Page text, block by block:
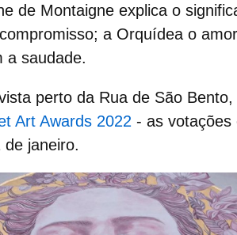
de Montaigne explica o
a Orquídea o
a saudade.
perto da Rua de São
Art Awards 2022 - as votações
janeiro.